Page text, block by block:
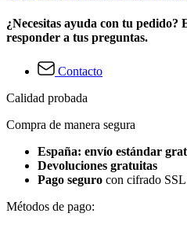
¿Necesitas ayuda con tu pedido?
responder a tus preguntas.
Contacto
Calidad probada
Compra de manera segura
España: envío estándar
Devoluciones gratuitas
Pago seguro con cifrado SSL
Métodos de pago: